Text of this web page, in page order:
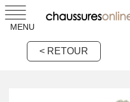
MENU
< RETOUR